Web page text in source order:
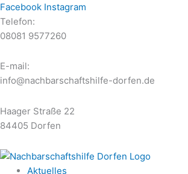
Zum
Inhalt
springen
Facebook Instagram
Telefon:
08081 9577260
E-mail:
info@nachbarschaftshilfe-dorfen.de
Haager Straße 22
84405 Dorfen
Aktuelles